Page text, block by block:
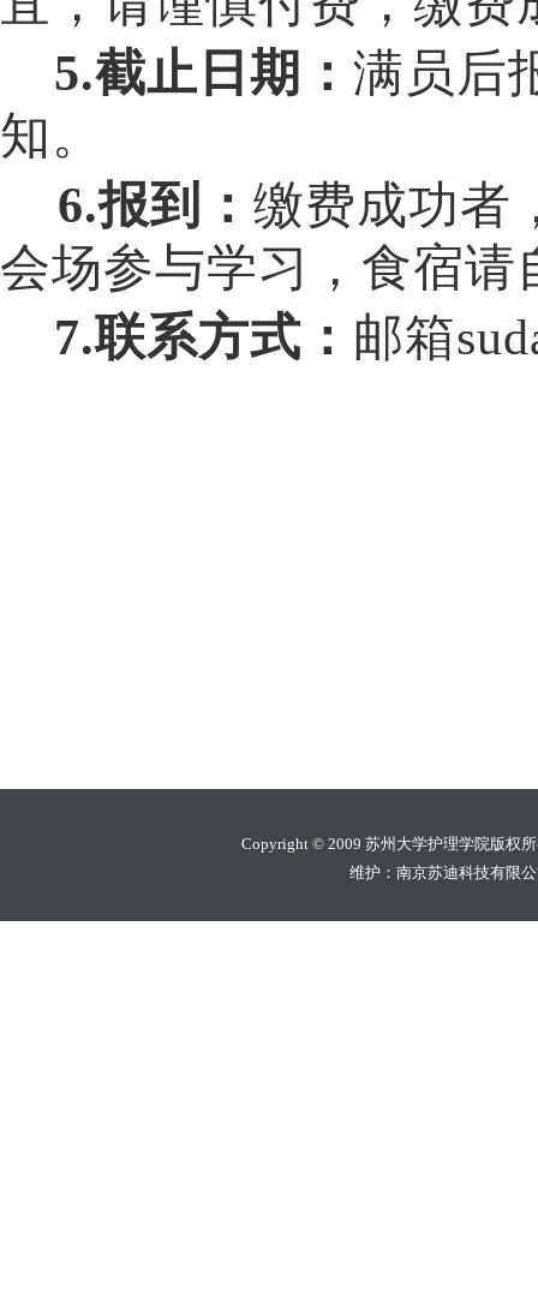
5.截止日期： 满员后
知。
6.报到： 缴费成功者
会场参与学习，食宿请
7.联系方式： 邮箱
Copyright © 2009 苏州大学护理学院版权
维护：南京苏迪科技有限